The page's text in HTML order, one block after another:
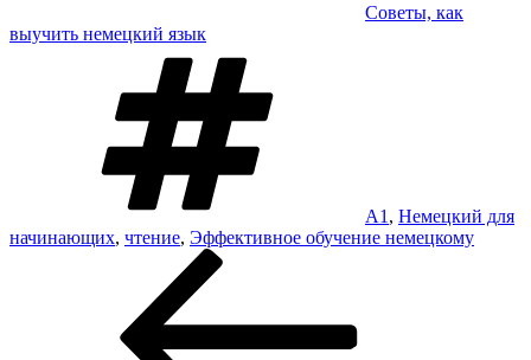
Советы, как
выучить немецкий язык
A1 , Немецкий для
начинающих, чтение, Эффективное обучение немецкому